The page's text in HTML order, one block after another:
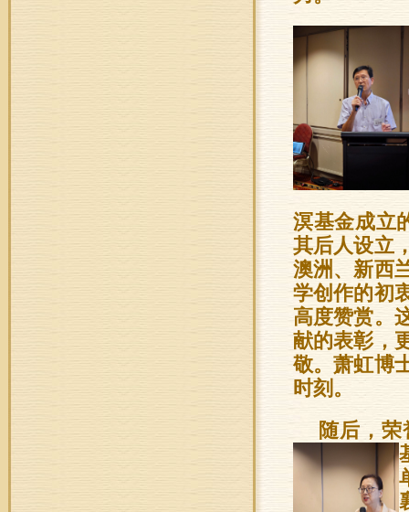
溟基金成立
其后人设立
澳洲、新西
学创作的初
高度赞赏。
献的表彰，
敬。萧虹博
时刻。
随后，